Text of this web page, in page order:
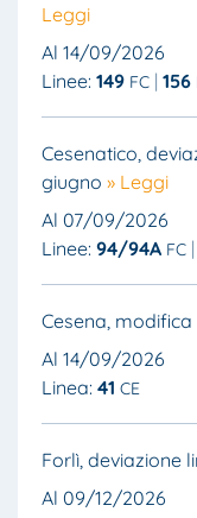
Leggi
Al 14/09/2026
Linee: 149 FC 156
Cesenatico,
giugno » Leggi
Al 07/09/2026
Linee: 94/94A FC
Cesena, modifica
Al 14/09/2026
Linea: 41 CE
Forlì, deviazione
Al 09/12/2026